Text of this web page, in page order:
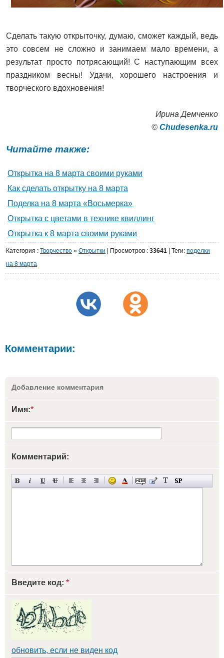
Сделать такую открыточку, думаю, сможет каждый, ведь
это совсем не сложно и занимаем мало времени, а
результат просто потрясающий! С наступающим всех
праздником весны! Удачи, хорошего настроения и
творческого вдохновения!
Ирина Демченко
© Сhudesenka.ru
Читайте также:
Открытка на 8 марта своими руками
Как сделать открытку на 8 марта
Поделка на 8 марта «Восьмерка»
Открытка с цветами в технике квиллинг
Открытка к 8 марта своими руками
Категория : Творчество » Открытки Просмотров : 33641 | Теги: поделки
на 8 марта
Комментарии:
Добавление комментария
Имя:*
Комментарий:
Введите код: *
обновить, если не виден код